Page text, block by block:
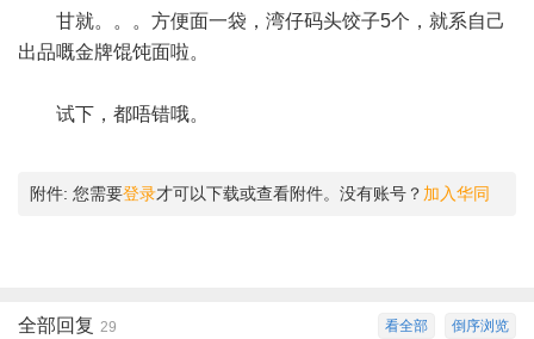
甘就。。。方便面一袋，湾仔码头饺子5个，就系自己
出品嘅金牌馄饨面啦。
试下，都唔错哦。
附件: 您需要登录才可以下载或查看附件。没有账号？ 加入华同
倒序浏览
看全部
全部回复 29